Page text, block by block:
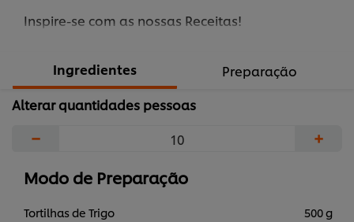
Inspire-se com as nossas Receitas!
Ingredientes
Preparação
Alterar quantidades pessoas
− +
Modo de Preparação
Tortilhas de Trigo
500 g